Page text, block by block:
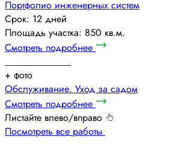
Портфолио инженерных систем
Срок: 12 дней
Площадь участка: 850 кв.м.
Смотреть подробнее
+ фото
Обслуживание. Уход за садом
Смотреть подробнее
Листайте влево/вправо
Посмотреть все работы